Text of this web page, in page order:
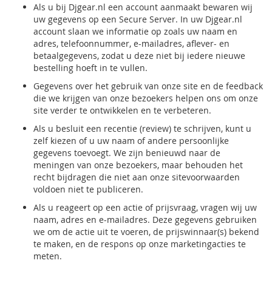
Als u bij Djgear.nl een account aanmaakt bewaren wij
uw gegevens op een Secure Server. In uw Djgear.nl
account slaan we informatie op zoals uw naam en
adres, telefoonnummer, e-mailadres, aflever- en
betaalgegevens, zodat u deze niet bij iedere nieuwe
bestelling hoeft in te vullen.
Gegevens over het gebruik van onze site en de feedback
die we krijgen van onze bezoekers helpen ons om onze
site verder te ontwikkelen en te verbeteren.
Als u besluit een recentie (review) te schrijven, kunt u
zelf kiezen of u uw naam of andere persoonlijke
gegevens toevoegt. We zijn benieuwd naar de
meningen van onze bezoekers, maar behouden het
recht bijdragen die niet aan onze sitevoorwaarden
voldoen niet te publiceren.
Als u reageert op een actie of prijsvraag, vragen wij uw
naam, adres en e-mailadres. Deze gegevens gebruiken
we om de actie uit te voeren, de prijswinnaar(s) bekend
te maken, en de respons op onze marketingacties te
meten.